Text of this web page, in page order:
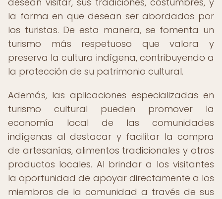
la forma en que desean ser abordados por
los turistas. De esta manera, se fomenta un
turismo más respetuoso que valora y
preserva la cultura indígena, contribuyendo a
la protección de su patrimonio cultural.
Además, las aplicaciones especializadas en
turismo cultural pueden promover la
economía local de las comunidades
indígenas al destacar y facilitar la compra
de artesanías, alimentos tradicionales y otros
productos locales. Al brindar a los visitantes
la oportunidad de apoyar directamente a los
miembros de la comunidad a través de sus